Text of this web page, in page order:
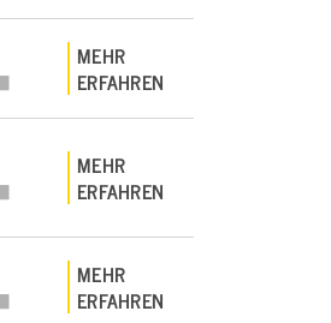
MEHR
ERFAHREN
MEHR
ERFAHREN
MEHR
ERFAHREN